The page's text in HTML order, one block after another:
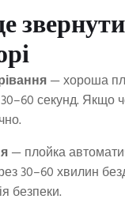
— хороша
секунд. Якщо
— плойка
30–60 хвилин
безпеки.